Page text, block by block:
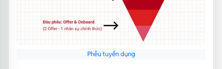
Phễu tuyển dụng